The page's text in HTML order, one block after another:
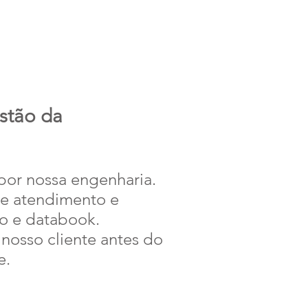
da
nossa engenharia.
atendimento e
e databook.
cliente antes do